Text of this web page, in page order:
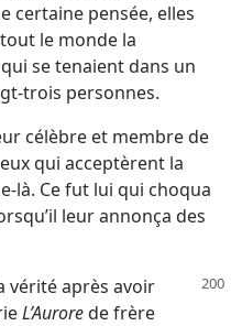
certaine pensée, elles
le monde la
se tenaient dans un
trois personnes.
célèbre et membre de
qui acceptèrent la
​là. Ce fut lui qui choqua
leur annonça des
vérité après avoir
L’Aurorede frère